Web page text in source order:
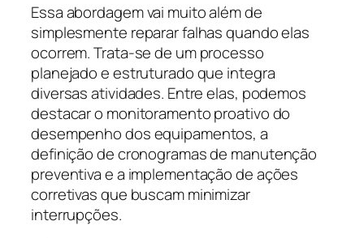
Essa abordagem vai muito além de
simplesmente reparar falhas quando elas
ocorrem. Trata-se de um processo
planejado e estruturado que integra
diversas atividades. Entre elas, podemos
destacar o monitoramento proativo do
desempenho dos equipamentos, a
definição de cronogramas de manutenção
preventiva e a implementação de ações
corretivas que buscam minimizar
interrupções.